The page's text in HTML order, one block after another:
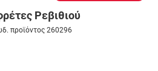
Ρεβιθιού
προϊόντος 260296